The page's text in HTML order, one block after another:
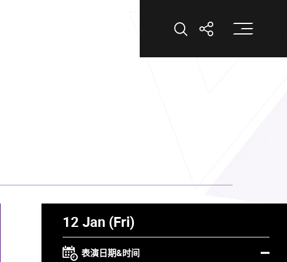
打开搜索打开分享打
12 Jan (Fri)
表演日期&时间